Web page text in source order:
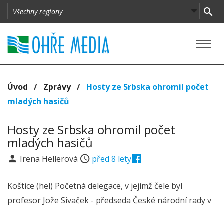
Úvod / Zprávy/ Hosty ze Srbska ohromil počet
mladých hasičů
Hosty ze Srbska ohromil počet
mladých hasičů
Irena Hellerová před 8 lety
Koštice (hel) Početná delegace, v jejímž čele byl
profesor Jože Sivaček - předseda České národní rady v